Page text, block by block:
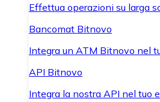
Effettua operazioni su larga
Bancomat Bitnovo
Integra un ATM Bitnovo nel
API Bitnovo
Integra la nostra API nel tuo